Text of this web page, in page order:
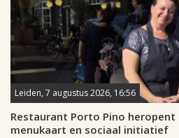
Leiden, 7 augustus 2026, 16:56
Restaurant Porto Pino
menukaart en sociaal initiatief